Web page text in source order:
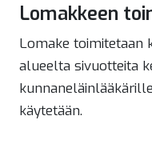
Lomakkeen
Lomake toimitetaan
alueelta sivuotteita
käytetään.